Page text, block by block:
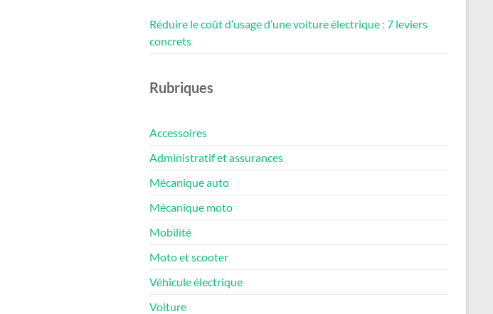
Réduire le coût d’usage d’une voiture électrique : 7 leviers
concrets
Rubriques
Accessoires
Administratif et assurances
Mécanique auto
Mécanique moto
Mobilité
Moto et scooter
Véhicule électrique
Voiture